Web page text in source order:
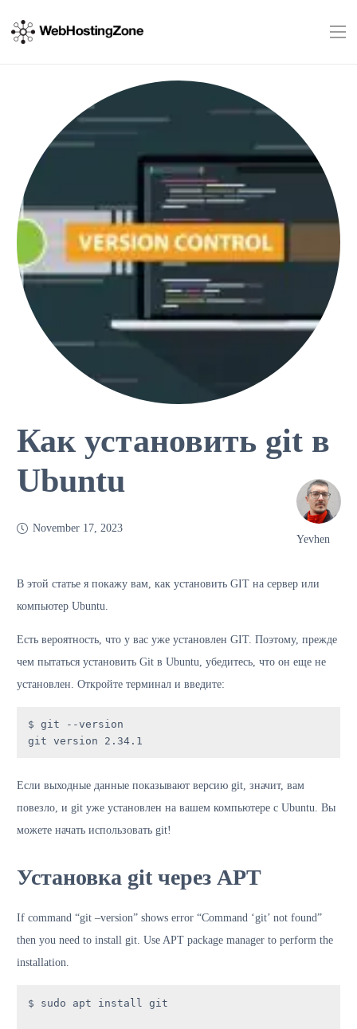
Как установить git в
Ubuntu
November 17, 2023
Yevhen
В этой статье я покажу вам, как установить GIT на сервер или
компьютер Ubuntu.
Есть вероятность, что у вас уже установлен GIT. Поэтому, прежде
чем пытаться установить Git в Ubuntu, убедитесь, что он еще не
установлен. Откройте терминал и введите:
$ git --version
git version 2.34.1
Если выходные данные показывают версию git, значит, вам
повезло, и git уже установлен на вашем компьютере с Ubuntu. Вы
можете начать использовать git!
Установка git через APT
If command “git –version” shows error “Command ‘git’ not found”
then you need to install git. Use APT package manager to perform the
installation.
$ sudo apt install git